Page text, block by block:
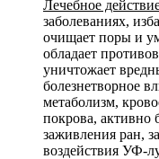
Лечебное
заболеваниях,
очищает поры и
обладает
уничтожает
болезнетворное
метаболизм,
покрова, активно
заживления ран,
воздействия УФ-